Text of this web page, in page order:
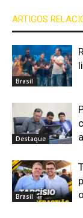
ARTIGOS
Brasil
Destaque
Brasil